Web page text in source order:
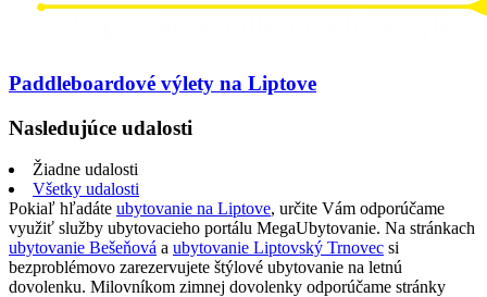
Paddleboardové výlety na Liptove
Nasledujúce udalosti
Žiadne udalosti
Všetky udalosti
Pokiaľ hľadáte ubytovanie na Liptove, určite Vám odporúčame
využiť služby ubytovacieho portálu MegaUbytovanie. Na stránkach
ubytovanie Bešeňová a ubytovanie Liptovský Trnovec si
bezproblémovo zarezervujete štýlové ubytovanie na letnú
dovolenku. Milovníkom zimnej dovolenky odporúčame stránky